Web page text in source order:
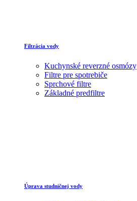
Filtrácia vody
Kuchynské reverzné osmózy
Filtre pre spotrebiče
Sprchové filtre
Základné predfiltre
Úprava studničnej vody